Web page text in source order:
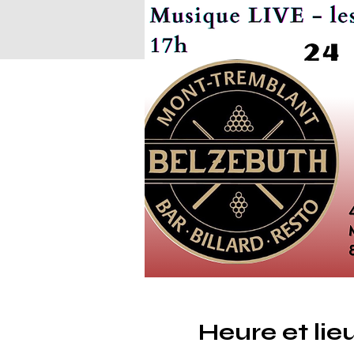
Heure et